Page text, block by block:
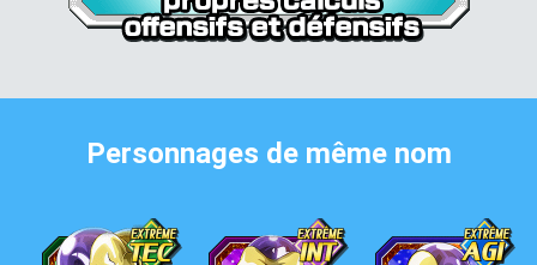
Personnages de même nom